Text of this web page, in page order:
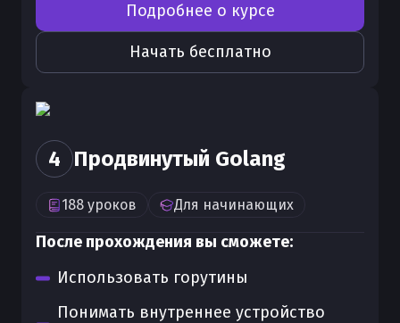
Начать бесплатно
Подробнее о курсе
4 Продвинутый Golang
188 уроков Для начинающих
После прохождения вы сможете:
Использовать горутины
Понимать внутреннее устройство